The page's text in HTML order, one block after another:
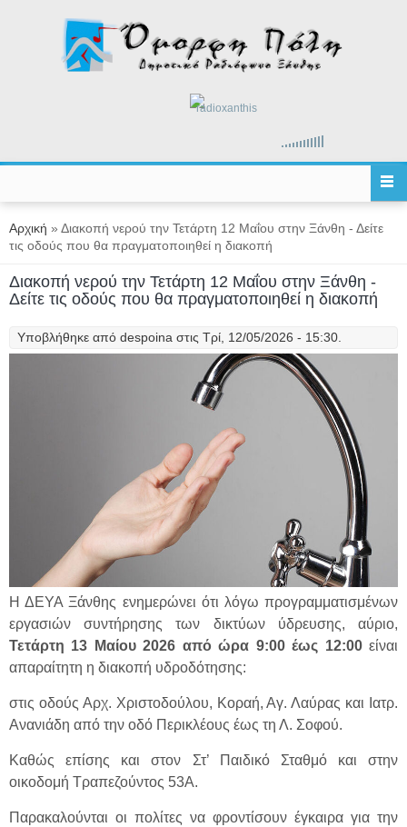
radioxanthis
Είστε εδώ
Αρχική » Διακοπή νερού την Τετάρτη 12 Μαΐου στην Ξάνθη - Δείτε
τις οδούς που θα πραγματοποιηθεί η διακοπή
Διακοπή νερού την Τετάρτη 12 Μαΐου στην Ξάνθη -
Δείτε τις οδούς που θα πραγματοποιηθεί η διακοπή
Υποβλήθηκε από despoina στις Τρί, 12/05/2026 - 15:30.
Η ΔΕΥΑ Ξάνθης ενημερώνει ότι λόγω προγραμματισμένων
εργασιών συντήρησης των δικτύων ύδρευσης, αύριο,
Τετάρτη 13 Μαίου 2026 από ώρα 9:00 έως 12:00είναι
απαραίτητη η διακοπή υδροδότησης:
στις οδούς Αρχ. Χριστοδούλου, Κοραή, Αγ. Λαύρας και Ιατρ.
Ανανιάδη από την οδό Περικλέους έως τη Λ. Σοφού.
Καθώς επίσης και στον Στ’ Παιδικό Σταθμό και στην
οικοδομή Τραπεζούντος 53Α.
Παρακαλούνται οι πολίτες να φροντίσουν έγκαιρα για την